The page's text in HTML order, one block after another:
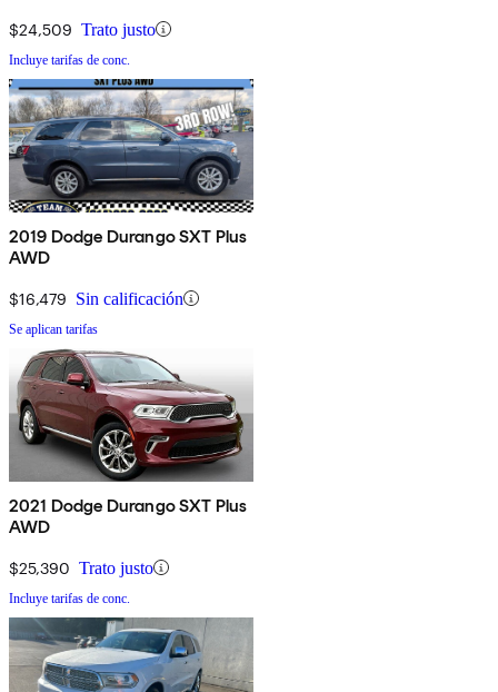
$24,509 Trato justo
Incluye tarifas de conc.
2019 Dodge Durango SXT Plus
AWD
$16,479 Sin calificación
Se aplican tarifas
2021 Dodge Durango SXT Plus
AWD
$25,390 Trato justo
Incluye tarifas de conc.